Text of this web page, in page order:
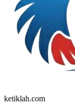
ketiklah.com